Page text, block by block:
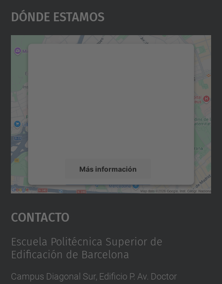
Dónde Estamos
Más información
Aceptar
powered by
Contacto
Escuela Politécnica Superior de
Edificación de Barcelona
Campus Diagonal Sur, Edificio P. Av. Doctor